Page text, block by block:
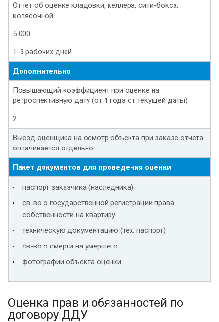
Отчет об оценке кладовки, келлера, сити-бокса,
колясочной
5 000
1-5 рабочих дней
Дополнительно
Повышающий коэффициент при оценке на
ретроспективную дату (от 1 года от текущей даты)
2
Выезд оценщика на осмотр объекта при заказе отчета
оплачивается отдельно
Пакет документов для проведения оценки
паспорт заказчика (наследника)
св-во о государственной регистрации права
собственности на квартиру
техническую документацию (тех. паспорт)
св-во о смерти на умершего
фотографии объекта оценки
Оценка прав и обязанностей по
договору ДДУ